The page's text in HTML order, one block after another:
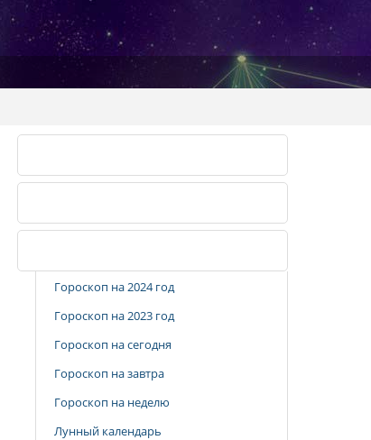
Гороскоп на 2024 год
Гороскоп на 2023 год
Гороскоп на сегодня
Гороскоп на завтра
Гороскоп на неделю
Лунный календарь